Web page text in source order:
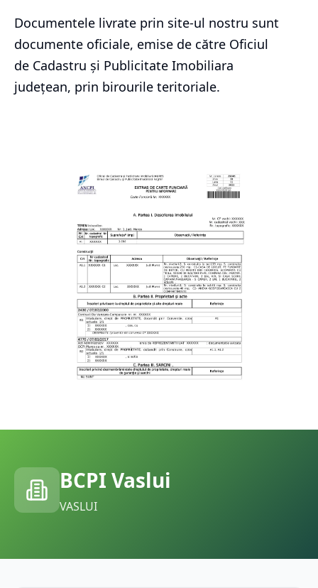
Documentele livrate prin site-ul nostru sunt
documente oficiale, emise de către Oficiul
de Cadastru și Publicitate Imobiliara
județean, prin birourile teritoriale.
BCPI Vaslui
VASLUI